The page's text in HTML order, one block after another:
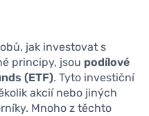
jak investovat s
principy, jsou podílové
(ETF). Tyto investiční
akcií nebo jiných
Mnoho z těchto